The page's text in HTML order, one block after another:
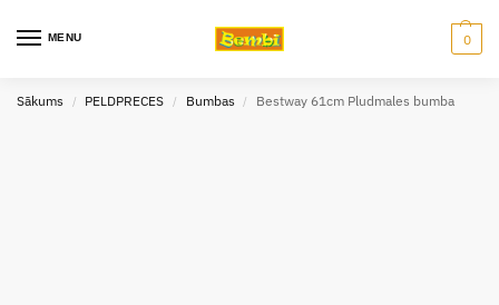
MENU 0
Sākums / PELDPRECES / Bumbas / Bestway 61cm Pludmales bumba